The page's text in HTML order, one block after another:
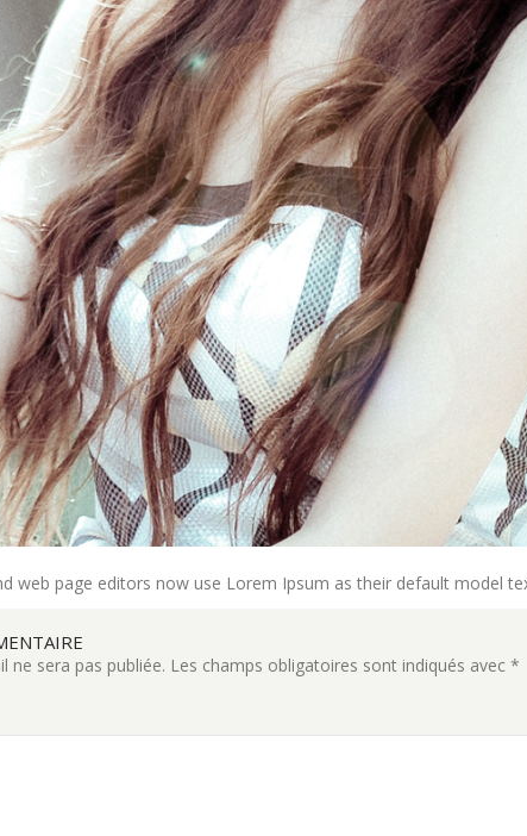
web page editors now use Lorem Ipsum as their default model
ne sera pas publiée. Les champs obligatoires sont indiqués avec *